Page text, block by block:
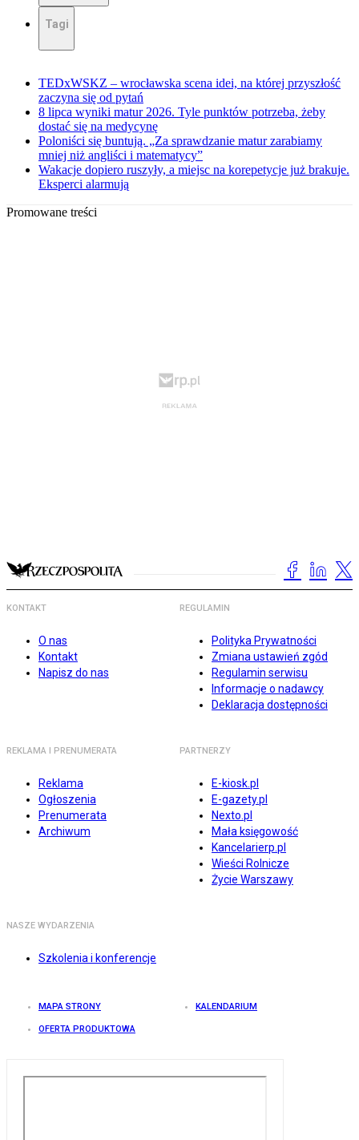
Tagi
TEDxWSKZ – wrocławska scena idei, na której przyszłość
zaczyna się od pytań
8 lipca wyniki matur 2026. Tyle punktów potrzeba, żeby
dostać się na medycynę
Poloniści się buntują. „Za sprawdzanie matur zarabiamy
mniej niż angliści i matematycy”
Wakacje dopiero ruszyły, a miejsc na korepetycje już brakuje.
Eksperci alarmują
Promowane treści
KONTAKT
O nas
Kontakt
Napisz do nas
REGULAMIN
Polityka Prywatności
Zmiana ustawień zgód
Regulamin serwisu
Informacje o nadawcy
Deklaracja dostępności
REKLAMA I PRENUMERATA
Reklama
Ogłoszenia
Prenumerata
Archiwum
PARTNERZY
E-kiosk.pl
E-gazety.pl
Nexto.pl
Mała księgowość
Kancelarierp.pl
Wieści Rolnicze
Życie Warszawy
NASZE WYDARZENIA
Szkolenia i konferencje
MAPA STRONY KALENDARIUM
OFERTA PRODUKTOWA